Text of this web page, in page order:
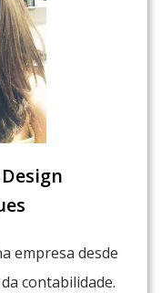
empresa desde
contabilidade.